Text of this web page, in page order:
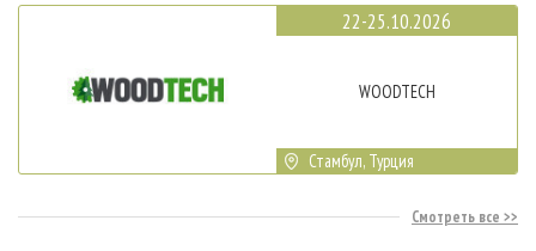
22-25.10.2026
WOODTECH
Стамбул, Турция
Смотреть все